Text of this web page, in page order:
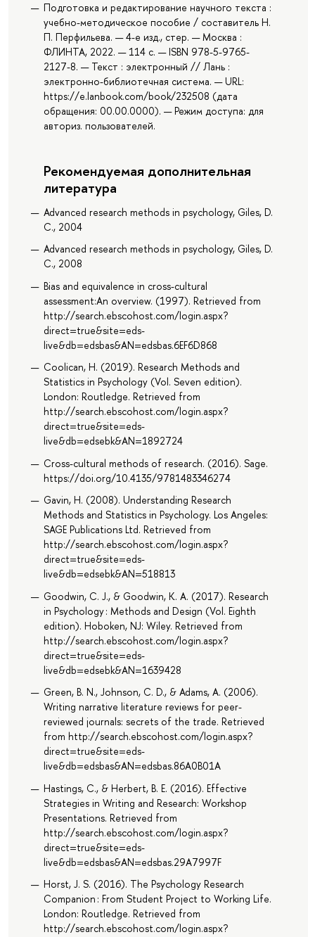
Подготовка и редактирование научного текста :
учебно-методическое пособие / составитель Н.
П. Перфильева. — 4-е изд., стер. — Москва :
ФЛИНТА, 2022. — 114 с. — ISBN 978-5-9765-
2127-8. — Текст : электронный // Лань :
электронно-библиотечная система. — URL:
https://e.lanbook.com/book/232508 (дата
обращения: 00.00.0000). — Режим доступа: для
авториз. пользователей.
Рекомендуемая дополнительная
литература
Advanced research methods in psychology, Giles, D.
C., 2004
Advanced research methods in psychology, Giles, D.
C., 2008
Bias and equivalence in cross-cultural
assessment:An overview. (1997). Retrieved from
http://search.ebscohost.com/login.aspx?
direct=true&site=eds-
live&db=edsbas&AN=edsbas.6EF6D868
Coolican, H. (2019). Research Methods and
Statistics in Psychology (Vol. Seven edition).
London: Routledge. Retrieved from
http://search.ebscohost.com/login.aspx?
direct=true&site=eds-
live&db=edsebk&AN=1892724
Cross-cultural methods of research. (2016). Sage.
https://doi.org/10.4135/9781483346274
Gavin, H. (2008). Understanding Research
Methods and Statistics in Psychology. Los Angeles:
SAGE Publications Ltd. Retrieved from
http://search.ebscohost.com/login.aspx?
direct=true&site=eds-
live&db=edsebk&AN=518813
Goodwin, C. J., & Goodwin, K. A. (2017). Research
in Psychology : Methods and Design (Vol. Eighth
edition). Hoboken, NJ: Wiley. Retrieved from
http://search.ebscohost.com/login.aspx?
direct=true&site=eds-
live&db=edsebk&AN=1639428
Green, B. N., Johnson, C. D., & Adams, A. (2006).
Writing narrative literature reviews for peer-
reviewed journals: secrets of the trade. Retrieved
from http://search.ebscohost.com/login.aspx?
direct=true&site=eds-
live&db=edsbas&AN=edsbas.86A0B01A
Hastings, C., & Herbert, B. E. (2016). Effective
Strategies in Writing and Research: Workshop
Presentations. Retrieved from
http://search.ebscohost.com/login.aspx?
direct=true&site=eds-
live&db=edsbas&AN=edsbas.29A7997F
Horst, J. S. (2016). The Psychology Research
Companion : From Student Project to Working Life.
London: Routledge. Retrieved from
http://search.ebscohost.com/login.aspx?